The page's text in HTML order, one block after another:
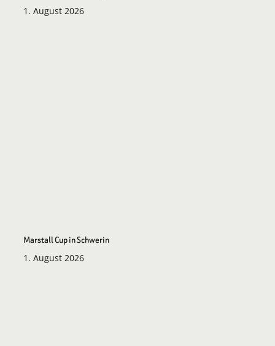
1. August 2026
Marstall Cup in Schwerin
1. August 2026